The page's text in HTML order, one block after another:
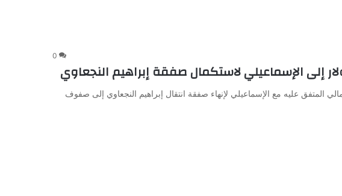
0
المتفق عليه مع الإسماعيلي لإنهاء صفقة انتقال إبراهيم النجعاوي إلى صفوف